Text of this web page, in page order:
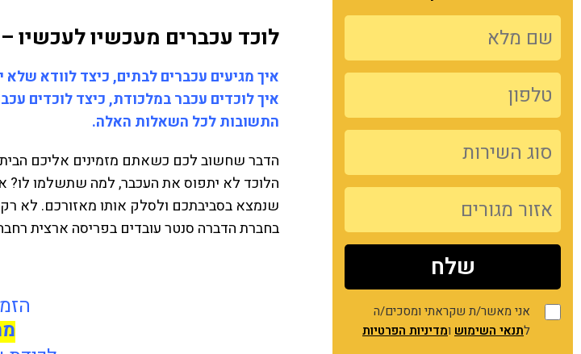
לוכד עכברים מעכשיו לעכשיו
איך מגיעים עכברים לבתים, כיצד לוודא
איך לוכדים עכבר במלכודת, כיצד לוכדים
התשובות לכל השאלות האלה.
הדבר שחשוב לכם כשאתם מזמינים אליכם
הלוכד לא יתפוס את העכבר, למה שתשלמו לו?
שנמצא בסביבתכם ולסלק אותו מאזורכם. לא
בחברת הדברה סנטר עובדים בפריסה ארצית
אני מאשר/ת שקראתי ומסכים/ה
לתנאי השימוש ומדיניות הפרטיות